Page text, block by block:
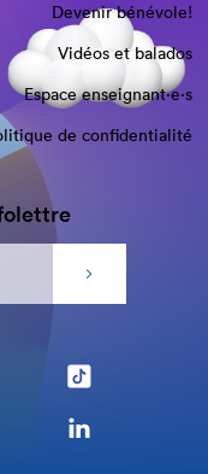
Devenir bénévole!
Vidéos et balados
Espace enseignant·e⋅s
de confidentialité